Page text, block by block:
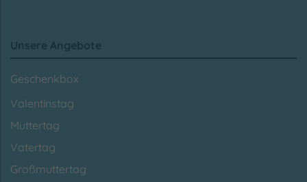
Unsere Angebote
Geschenkbox
Valentinstag
Muttertag
Vatertag
Großmuttertag